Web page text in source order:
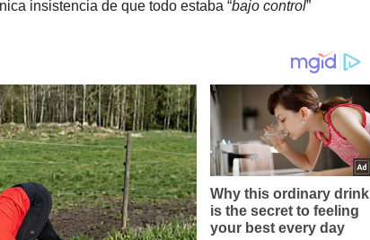
insistencia de que todo estaba “bajo control”